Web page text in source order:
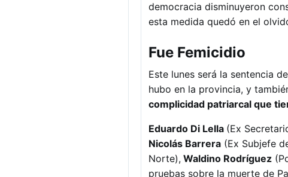
democracia disminuyeron
esta medida quedó en el
Fue Femicidio
Este lunes será la sentencia
hubo en la provincia, y
complicidad patriarcal que
Eduardo Di Lella (Ex
Nicolás Barrera (Ex Subjefe
Norte), Waldino Rodríguez
pruebas sobre la muerte de